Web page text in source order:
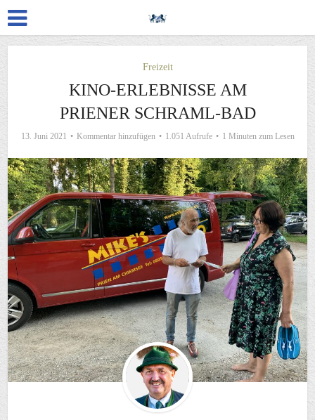
Freizeit
KINO-ERLEBNISSE AM
PRIENER SCHRAML-BAD
13. Juni 2021 Kommentar hinzufügen 1.051 Aufrufe 1 Minuten zum Lesen